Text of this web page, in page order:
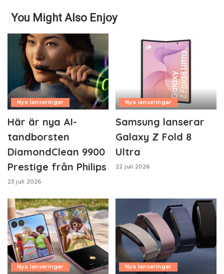
You Might Also Enjoy
Nya lanseringar
Här är nya AI-
tandborsten
DiamondClean 9900
Prestige från Philips
23 juli 2026
Nya lanseringar
Samsung lanserar
Galaxy Z Fold 8
Ultra
22 juli 2026
Nya lanseringar Nya lanseringar